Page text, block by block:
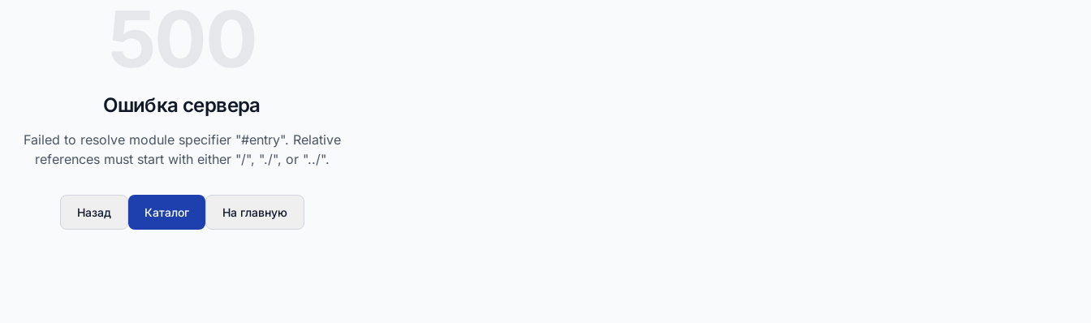
Ошибка сервера
Failed to resolve module specifier "#entry". Relative
references must start with either "/", "./", or "../".
Назад Каталог На главную